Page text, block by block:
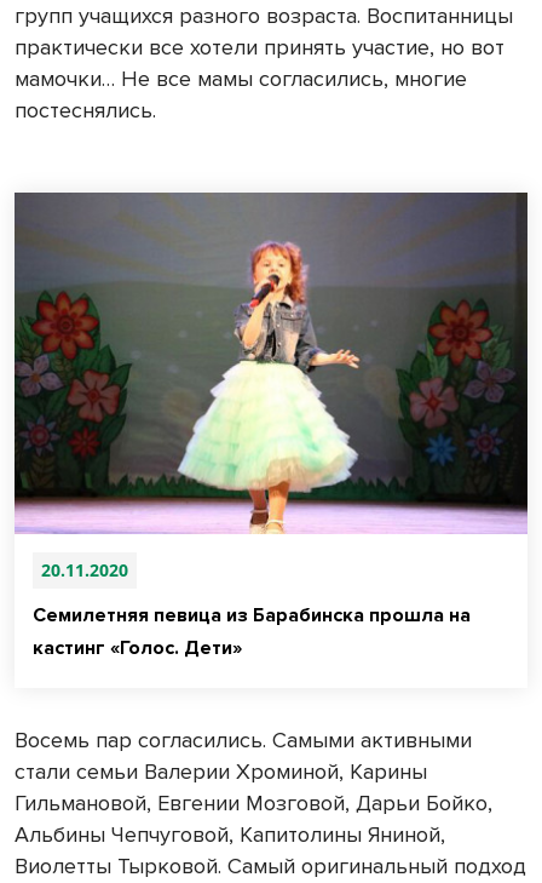
групп учащихся разного возраста. Воспитанницы
практически все хотели принять участие, но вот
мамочки… Не все мамы согласились, многие
постеснялись.
20.11.2020
Семилетняя певица из Барабинска прошла на
кастинг «Голос. Дети»
Восемь пар согласились. Самыми активными
стали семьи Валерии Хроминой, Карины
Гильмановой, Евгении Мозговой, Дарьи Бойко,
Альбины Чепчуговой, Капитолины Яниной,
Виолетты Тырковой. Самый оригинальный подход